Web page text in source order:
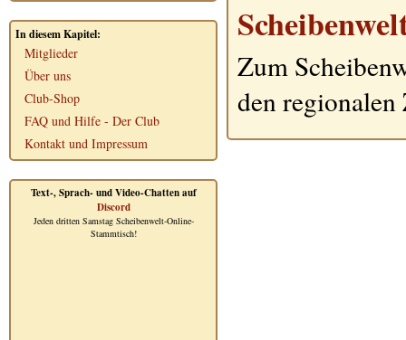
In diesem Kapitel:
Mitglieder
Über uns
Club-Shop
FAQ und Hilfe - Der Club
Kontakt und Impressum
Text-, Sprach- und Video-Chatten auf
Discord
Jeden dritten Samstag Scheibenwelt-Online-
Stammtisch!
Zum
den regionalen